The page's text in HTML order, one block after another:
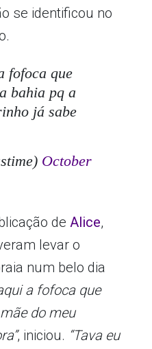
se identificou no
fofoca que
bahia pq a
já sabe
October
de Alice,
levar o
num belo dia
a fofoca que
do meu
, iniciou. “Tava eu